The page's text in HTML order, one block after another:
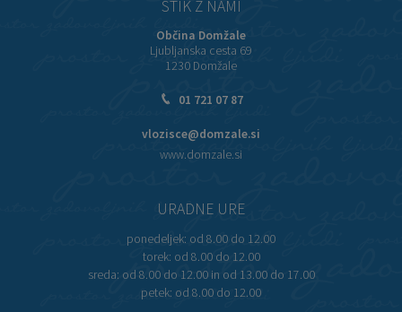
STIK Z NAMI
Občina Domžale
Ljubljanska cesta 69
1230 Domžale
01 721 07 87
vlozisce@domzale.si
www.domzale.si
URADNE URE
ponedeljek: od 8.00 do 12.00
torek: od 8.00 do 12.00
sreda: od 8.00 do 12.00 in od 13.00 do 17.00
petek: od 8.00 do 12.00